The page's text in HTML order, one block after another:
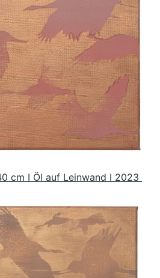
cm I Öl auf Leinwand I 2023